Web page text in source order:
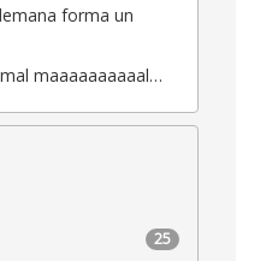
forma un
maaaaaaaaaal…
25